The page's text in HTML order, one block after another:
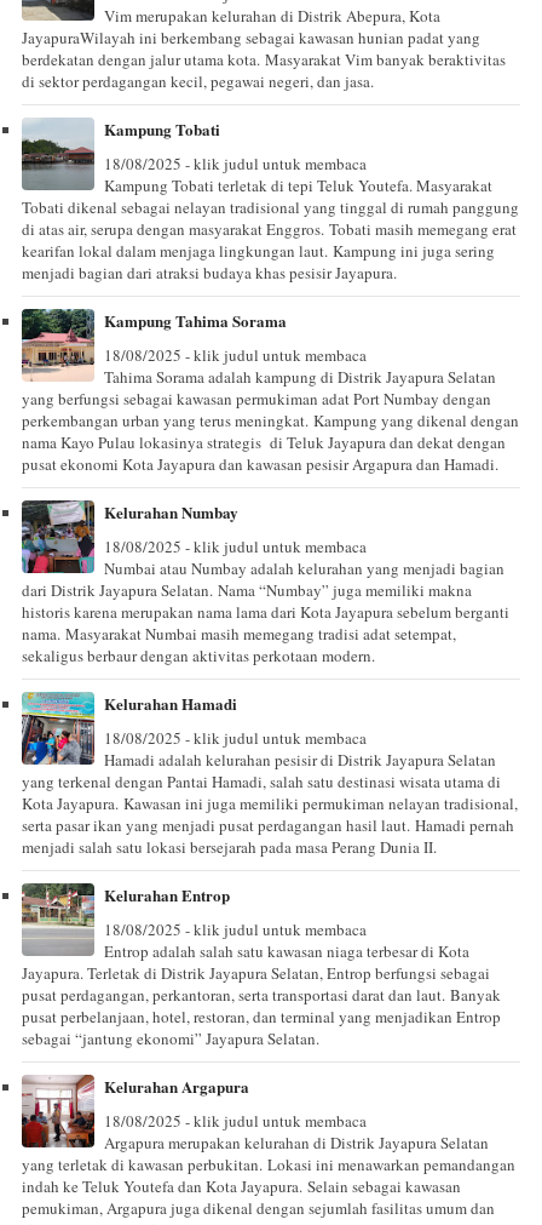
Vim merupakan kelurahan di Distrik Abepura, Kota
JayapuraWilayah ini berkembang sebagai kawasan hunian padat yang
berdekatan dengan jalur utama kota. Masyarakat Vim banyak beraktivitas
di sektor perdagangan kecil, pegawai negeri, dan jasa.
Kampung Tobati
18/08/2025 - klik judul untuk membaca
Kampung Tobati terletak di tepi Teluk Youtefa. Masyarakat
Tobati dikenal sebagai nelayan tradisional yang tinggal di rumah panggung
di atas air, serupa dengan masyarakat Enggros. Tobati masih memegang erat
kearifan lokal dalam menjaga lingkungan laut. Kampung ini juga sering
menjadi bagian dari atraksi budaya khas pesisir Jayapura.
Kampung Tahima Sorama
18/08/2025 - klik judul untuk membaca
Tahima Sorama adalah kampung di Distrik Jayapura Selatan
yang berfungsi sebagai kawasan permukiman adat Port Numbay dengan
perkembangan urban yang terus meningkat. Kampung yang dikenal dengan
nama Kayo Pulau lokasinya strategis di Teluk Jayapura dan dekat dengan
pusat ekonomi Kota Jayapura dan kawasan pesisir Argapura dan Hamadi.
Kelurahan Numbay
18/08/2025 - klik judul untuk membaca
Numbai atau Numbay adalah kelurahan yang menjadi bagian
dari Distrik Jayapura Selatan. Nama “Numbay” juga memiliki makna
historis karena merupakan nama lama dari Kota Jayapura sebelum berganti
nama. Masyarakat Numbai masih memegang tradisi adat setempat,
sekaligus berbaur dengan aktivitas perkotaan modern.
Kelurahan Hamadi
18/08/2025 - klik judul untuk membaca
Hamadi adalah kelurahan pesisir di Distrik Jayapura Selatan
yang terkenal dengan Pantai Hamadi, salah satu destinasi wisata utama di
Kota Jayapura. Kawasan ini juga memiliki permukiman nelayan tradisional,
serta pasar ikan yang menjadi pusat perdagangan hasil laut. Hamadi pernah
menjadi salah satu lokasi bersejarah pada masa Perang Dunia II.
Kelurahan Entrop
18/08/2025 - klik judul untuk membaca
Entrop adalah salah satu kawasan niaga terbesar di Kota
Jayapura. Terletak di Distrik Jayapura Selatan, Entrop berfungsi sebagai
pusat perdagangan, perkantoran, serta transportasi darat dan laut. Banyak
pusat perbelanjaan, hotel, restoran, dan terminal yang menjadikan Entrop
sebagai “jantung ekonomi” Jayapura Selatan.
Kelurahan Argapura
18/08/2025 - klik judul untuk membaca
Argapura merupakan kelurahan di Distrik Jayapura Selatan
yang terletak di kawasan perbukitan. Lokasi ini menawarkan pemandangan
indah ke Teluk Youtefa dan Kota Jayapura. Selain sebagai kawasan
pemukiman, Argapura juga dikenal dengan sejumlah fasilitas umum dan